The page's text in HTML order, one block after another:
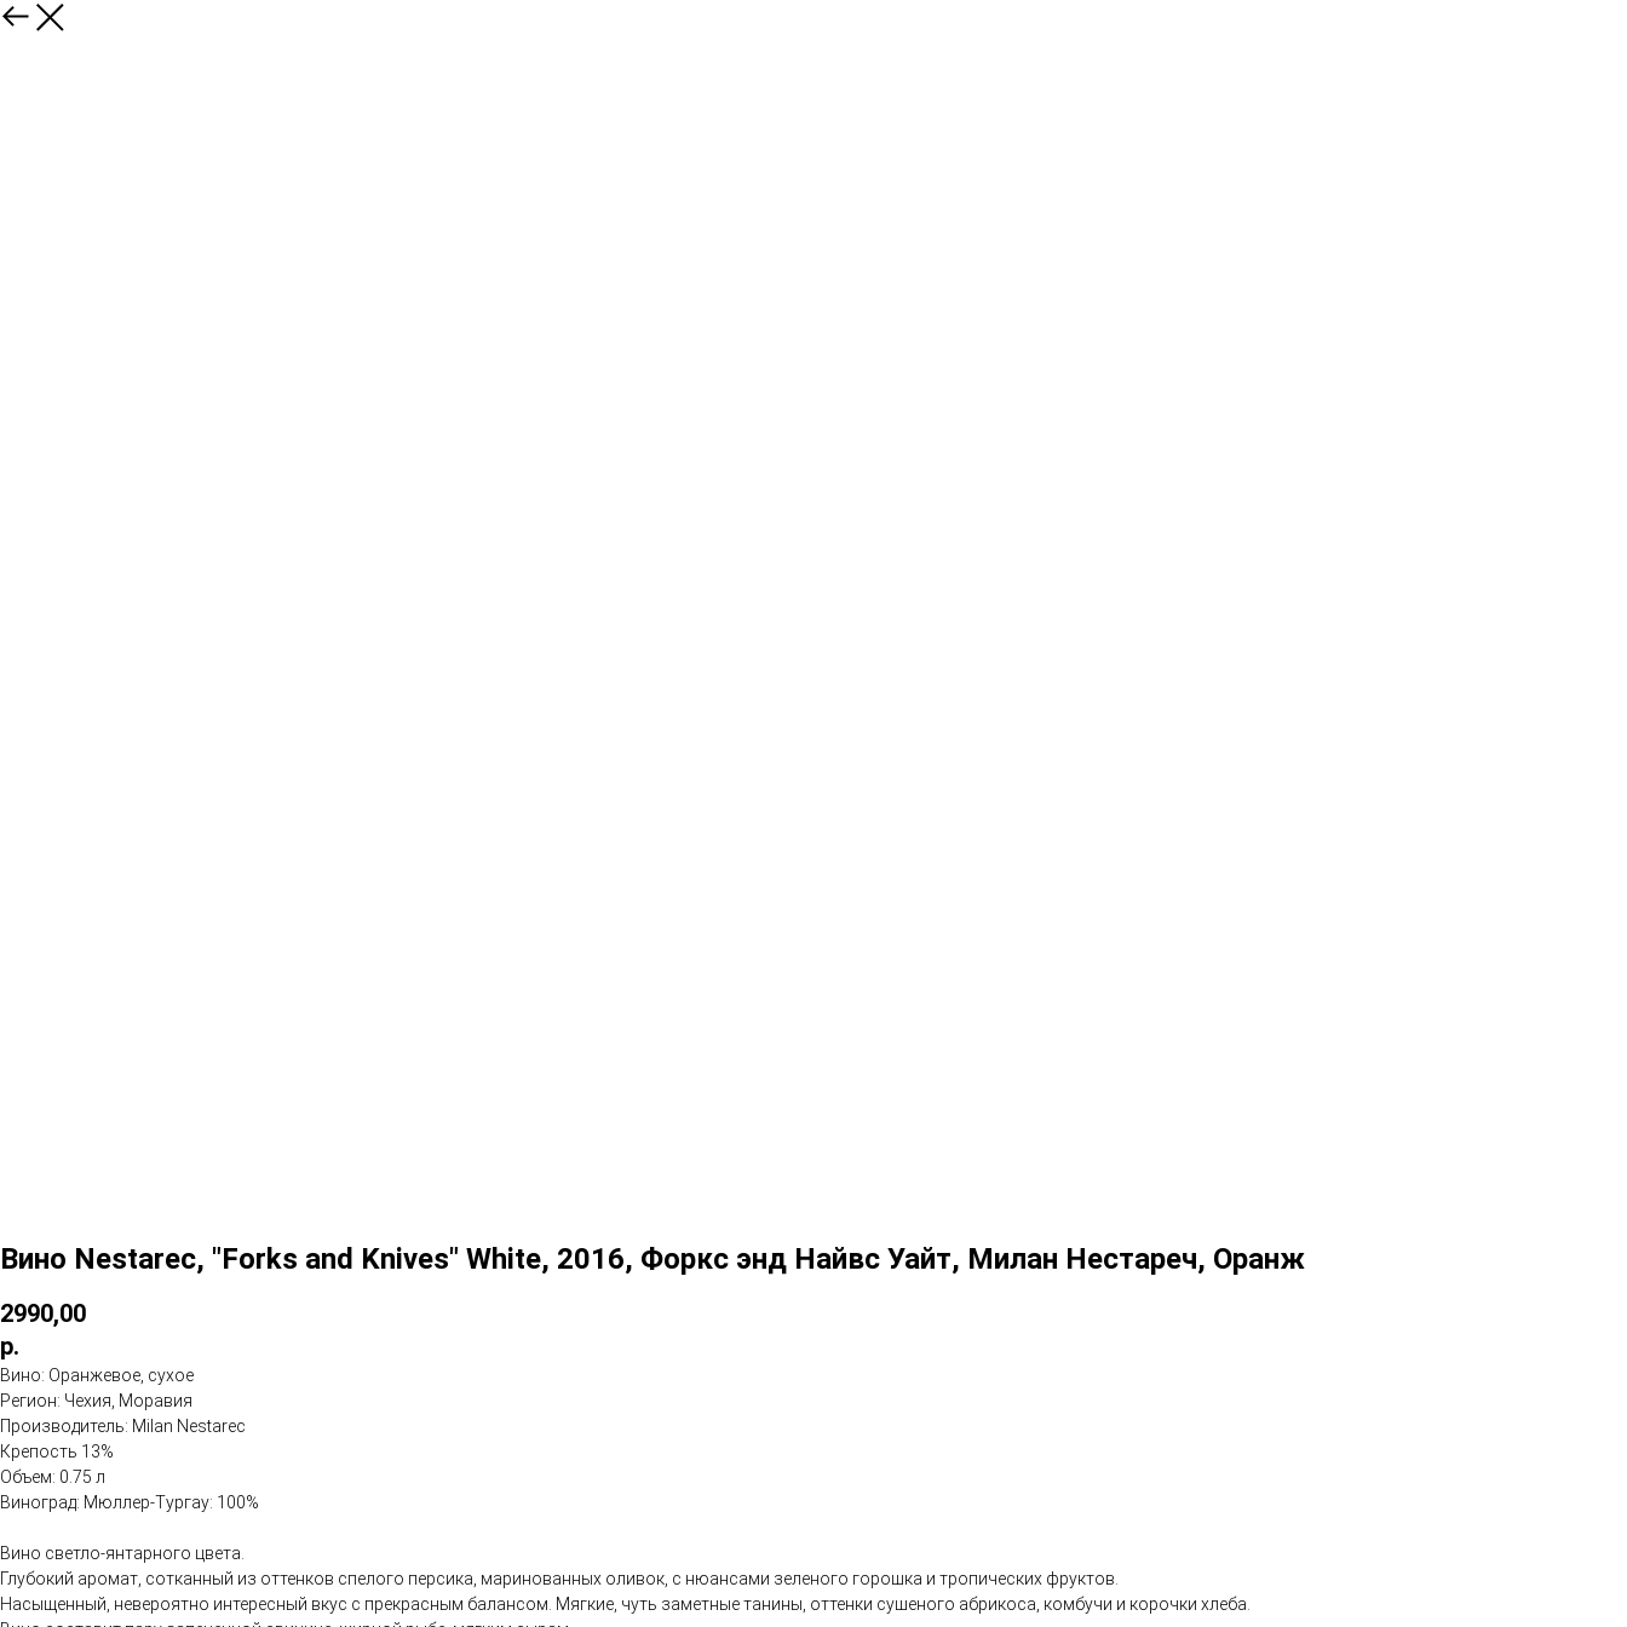
Вино Nestarec, "Forks and Knives" White, 2016, Форкс энд Найвс Уайт, Милан Нестареч, Оранж
2990,00
р.
Вино: Оранжевое, сухое
Регион: Чехия, Моравия
Производитель: Milan Nestarec
Крепость 13%
Объем: 0.75 л
Виноград: Мюллер-Тургау: 100%
Вино светло-янтарного цвета.
Глубокий аромат, сотканный из оттенков спелого персика, маринованных оливок, с нюансами зеленого горошка и тропических фруктов.
Насыщенный, невероятно интересный вкус с прекрасным балансом. Мягкие, чуть заметные танины, оттенки сушеного абрикоса, комбучи и корочки хлеба.